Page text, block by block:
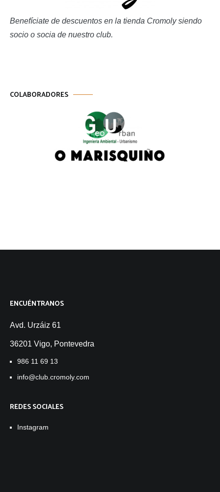
Benefíciate de descuentos en la tienda Cromoly siendo
socio o socia de nuestro club.
COLABORADORES
ENCUÉNTRANOS
Avd. Urzáiz 61
36201 Vigo, Pontevedra
986 11 69 13
info@club.cromoly.com
REDES SOCIALES
Instagram